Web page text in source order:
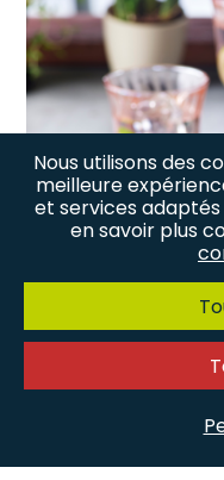
Nous utilisons des
meilleure
et services
en savoir plus